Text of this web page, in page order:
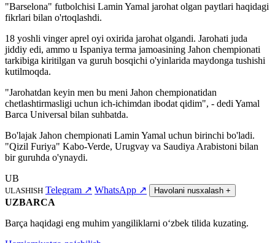
"Barselona" futbolchisi Lamin Yamal jarohat olgan paytlari haqidagi
fikrlari bilan o'rtoqlashdi.
18 yoshli vinger aprel oyi oxirida jarohat olgandi. Jarohati juda
jiddiy edi, ammo u Ispaniya terma jamoasining Jahon chempionati
tarkibiga kiritilgan va guruh bosqichi o'yinlarida maydonga tushishi
kutilmoqda.
"Jarohatdan keyin men bu meni Jahon chempionatidan
chetlashtirmasligi uchun ich-ichimdan ibodat qidim", - dedi Yamal
Barca Universal bilan suhbatda.
Bo'lajak Jahon chempionati Lamin Yamal uchun birinchi bo'ladi.
"Qizil Furiya" Kabo-Verde, Urugvay va Saudiya Arabistoni bilan
bir guruhda o'ynaydi.
UB
ULASHISH Telegram ↗ WhatsApp ↗ Havolani nusxalash +
UZBARCA
Barça haqidagi eng muhim yangiliklarni o‘zbek tilida kuzating.